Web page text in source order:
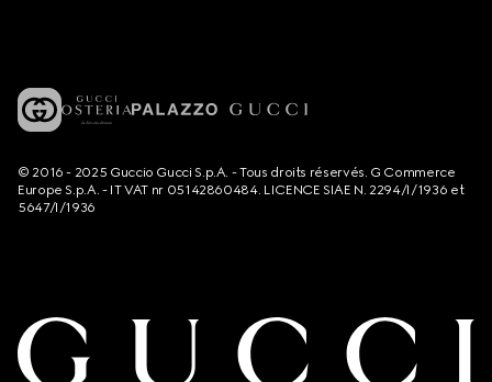
© 2016 - 2025 Guccio Gucci S.p.A. - Tous droits réservés. G Commerce
Europe S.p.A. - IT VAT nr 05142860484. LICENCE SIAE N. 2294/I/1936 et
5647/I/1936